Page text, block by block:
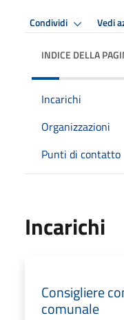
Condividi Vedi
INDICE DELLA
Incarichi
Organizzazioni
Punti di contatto
Incarichi
Consigliere
comunale